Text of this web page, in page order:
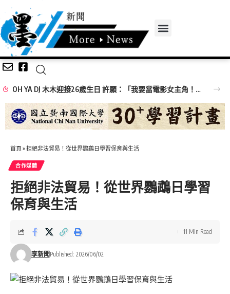
OH YA DJ 木木迎接26歲生日 許願：「我要當電影女主角！」
首頁 » 拒絕非法貿易！從世界鸚鵡日學習保育與生活
合作媒體
拒絕非法貿易！從世界鸚鵡日學習
保育與生活
享新聞 Published: 2026/06/02
11 Min Read